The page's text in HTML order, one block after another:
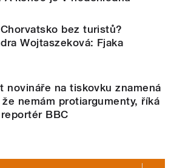
bez turistů?
Wojtaszeková: Fjaka
novináře na tiskovku znamená
nemám protiargumenty, říká
BBC